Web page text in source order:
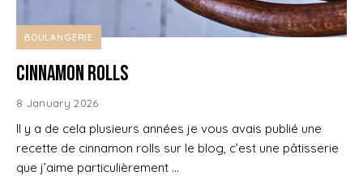
BOULANGERIE
Cinnamon rolls
8 January 2026
Il y a de cela plusieurs années je vous avais publié une
recette de cinnamon rolls sur le blog, c’est une pâtisserie
que j’aime particulièrement …